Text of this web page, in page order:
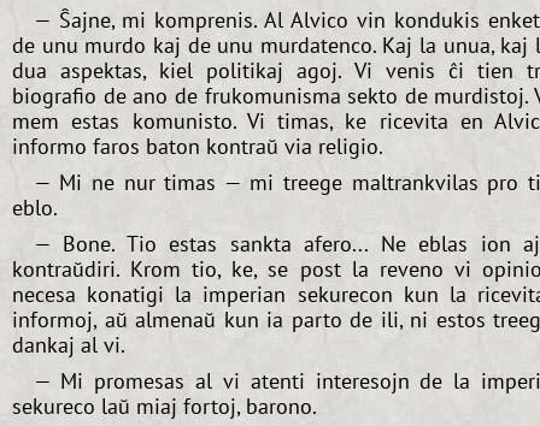
— Ŝajne, mi komprenis. Al Alvico vin kondukis
de unu murdo kaj de unu murdatenco. Kaj la unua, kaj
dua aspektas, kiel politikaj agoj. Vi venis ĉi tien
biografio de ano de frukomunisma sekto de murdistoj.
mem estas komunisto. Vi timas, ke ricevita en
informo faros baton kontraŭ via religio.
— Mi ne nur timas — mi treege maltrankvilas pro
eblo.
— Bone. Tio estas sankta afero... Ne eblas ion
kontraŭdiri. Krom tio, ke, se post la reveno vi
necesa konatigi la imperian sekurecon kun la
informoj, aŭ almenaŭ kun ia parto de ili, ni estos
dankaj al vi.
— Mi promesas al vi atenti interesojn de la
sekureco laŭ miaj fortoj, barono.